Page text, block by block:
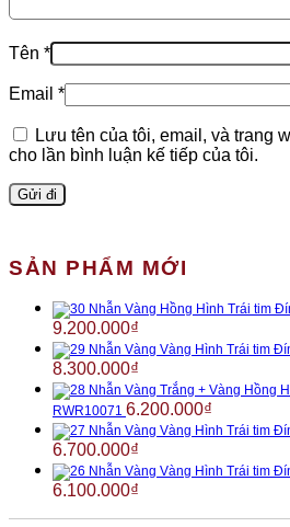
Tên *
Email *
Lưu tên của tôi, email, và trang
cho lần bình luận kế tiếp của tôi.
SẢN PHẨM MỚI
Nhẫn Vàng Hồng Hình Trái tim
9.200.000₫
Nhẫn Vàng Vàng Hình Trái tim
8.300.000₫
Nhẫn Vàng Trắng + Vàng Hồng
RWR10071 6.200.000₫
Nhẫn Vàng Vàng Hình Trái tim
6.700.000₫
Nhẫn Vàng Vàng Hình Trái tim
6.100.000₫